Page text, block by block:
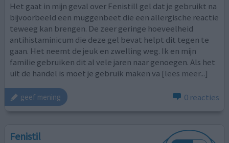
Het gaat in mijn geval over Fenistill gel dat je gebruikt na
bijvoorbeeld een muggenbeet die een allergische reactie
teweeg kan brengen. De zeer geringe hoeveelheid
antihistaminicum die deze gel bevat helpt dit tegen te
gaan. Het neemt de jeuk en zwelling weg. Ik en mijn
familie gebruiken dit al vele jaren naar genoegen. Als het
uit de handel is moet je gebruik maken va [lees meer...]
geef mening 0 reacties
Fenistil